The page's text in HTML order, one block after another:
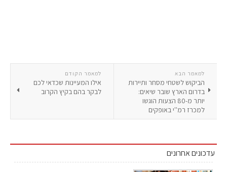
למאמר הקודם
אילו המעיינות שכדאי לכם
לבקר בהם בקיץ הקרוב
למאמר הבא
הביקוש לשטחי מסחר ותיירות
בדרום הארץ שובר שיאים:
יותר מ-80 הצעות הוגשו
למכרז רמ''י באופקים
עדכונים אחרונים